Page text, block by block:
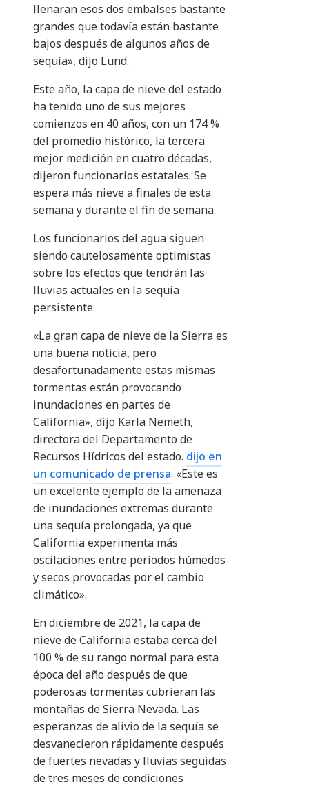
llenaran esos dos embalses bastante
grandes que todavía están bastante
bajos después de algunos años de
sequía», dijo Lund.
Este año, la capa de nieve del estado
ha tenido uno de sus mejores
comienzos en 40 años, con un 174 %
del promedio histórico, la tercera
mejor medición en cuatro décadas,
dijeron funcionarios estatales. Se
espera más nieve a finales de esta
semana y durante el fin de semana.
Los funcionarios del agua siguen
siendo cautelosamente optimistas
sobre los efectos que tendrán las
lluvias actuales en la sequía
persistente.
«La gran capa de nieve de la Sierra es
una buena noticia, pero
desafortunadamente estas mismas
tormentas están provocando
inundaciones en partes de
California», dijo Karla Nemeth,
directora del Departamento de
Recursos Hídricos del estado. dijo en
un comunicado de prensa. «Este es
un excelente ejemplo de la amenaza
de inundaciones extremas durante
una sequía prolongada, ya que
California experimenta más
oscilaciones entre períodos húmedos
y secos provocadas por el cambio
climático».
En diciembre de 2021, la capa de
nieve de California estaba cerca del
100 % de su rango normal para esta
época del año después de que
poderosas tormentas cubrieran las
montañas de Sierra Nevada. Las
esperanzas de alivio de la sequía se
desvanecieron rápidamente después
de fuertes nevadas y lluvias seguidas
de tres meses de condiciones